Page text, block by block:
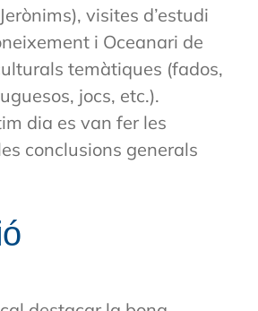
visites d’estudi
i Oceanari de
temàtiques (fados,
jocs, etc.).
dia es van fer les
conclusions generals